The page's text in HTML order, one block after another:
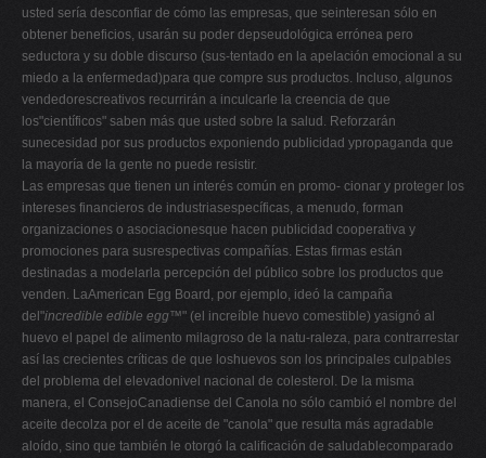
usted sería desconfiar de cómo las empresas, que seinteresan sólo en
obtener beneficios, usarán su poder depseudológica errónea pero
seductora y su doble discurso (sus-tentado en la apelación emocional a su
miedo a la enfermedad)para que compre sus productos. Incluso, algunos
vendedorescreativos recurrirán a inculcarle la creencia de que
los"científicos" saben más que usted sobre la salud. Reforzarán
sunecesidad por sus productos exponiendo publicidad ypropaganda que
la mayoría de la gente no puede resistir.
Las empresas que tienen un interés común en promo- cionar y proteger los
intereses financieros de industriasespecíficas, a menudo, forman
organizaciones o asociacionesque hacen publicidad cooperativa y
promociones para susrespectivas compañías. Estas firmas están
destinadas a modelarla percepción del público sobre los productos que
venden. LaAmerican Egg Board, por ejemplo, ideó la campaña
del"incredible edible egg™" (el increíble huevo comestible) yasignó al
huevo el papel de alimento milagroso de la natu-raleza, para contrarrestar
así las crecientes críticas de que loshuevos son los principales culpables
del problema del elevadonivel nacional de colesterol. De la misma
manera, el ConsejoCanadiense del Canola no sólo cambió el nombre del
aceite decolza por el de aceite de "canola" que resulta más agradable
aloído, sino que también le otorgó la calificación de saludablecomparado